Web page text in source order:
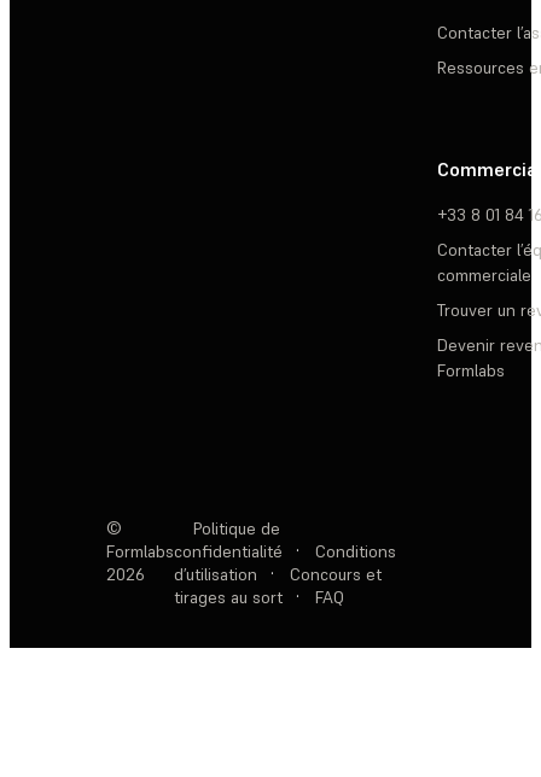
Contacter
Ressources
Commercial
+33 8 01 84
Contacter
commerciale
Trouver un
Devenir
Formlabs
©
Formlabs
2026
Politique de
confidentialité
·
Conditions
d’utilisation
·
Concours et
tirages au sort
· FAQ